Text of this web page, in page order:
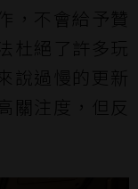
，不會給予贊
杜絕了許多玩
說過慢的更新
關注度，但反